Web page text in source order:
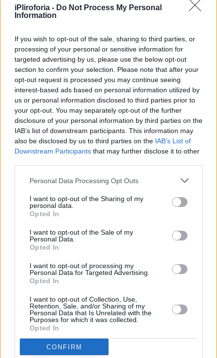
iPliroforia - Do Not Process My Personal
Information
If you wish to opt-out of the sale, sharing to third parties, or
processing of your personal or sensitive information for
targeted advertising by us, please use the below opt-out
section to confirm your selection. Please note that after your
opt-out request is processed you may continue seeing
interest-based ads based on personal information utilized by
us or personal information disclosed to third parties prior to
your opt-out. You may separately opt-out of the further
disclosure of your personal information by third parties on the
IAB’s list of downstream participants. This information may
also be disclosed by us to third parties on the IAB’s List of
Downstream Participants that may further disclose it to other
Personal Data Processing Opt Outs
I want to opt-out of the Sharing of my
personal data.
Opted In
I want to opt-out of the Sale of my
Personal Data.
Opted In
I want to opt-out of processing my
Personal Data for Targeted Advertising.
Opted In
I want to opt-out of Collection, Use,
Retention, Sale, and/or Sharing of my
Personal Data that Is Unrelated with the
Purposes for which it was collected.
Opted In
CONFIRM
Τζεφ Μοντάνα: «Κανένας δεν μπορεί
να σου πει ποιος είσαι»